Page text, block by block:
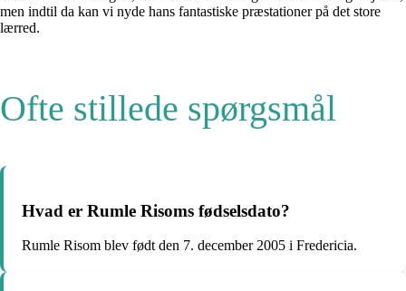
men indtil da kan vi nyde hans fantastiske præstationer på det store
lærred.
Ofte stillede spørgsmål
Hvad er Rumle Risoms fødselsdato?
Rumle Risom blev født den 7. december 2005 i Fredericia.